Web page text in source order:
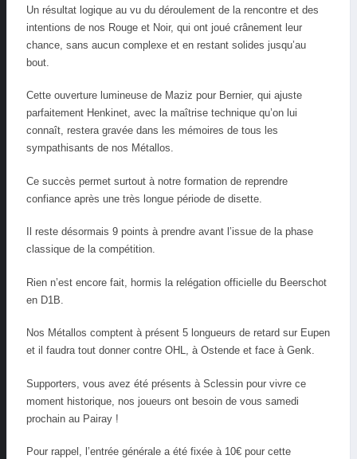
Un résultat logique au vu du déroulement de la rencontre et des
intentions de nos Rouge et Noir, qui ont joué crânement leur
chance, sans aucun complexe et en restant solides jusqu’au
bout.
Cette ouverture lumineuse de Maziz pour Bernier, qui ajuste
parfaitement Henkinet, avec la maîtrise technique qu’on lui
connaît, restera gravée dans les mémoires de tous les
sympathisants de nos Métallos.
Ce succès permet surtout à notre formation de reprendre
confiance après une très longue période de disette.
Il reste désormais 9 points à prendre avant l’issue de la phase
classique de la compétition.
Rien n’est encore fait, hormis la relégation officielle du Beerschot
en D1B.
Nos Métallos comptent à présent 5 longueurs de retard sur Eupen
et il faudra tout donner contre OHL, à Ostende et face à Genk.
Supporters, vous avez été présents à Sclessin pour vivre ce
moment historique, nos joueurs ont besoin de vous samedi
prochain au Pairay !
Pour rappel, l’entrée générale a été fixée à 10€ pour cette